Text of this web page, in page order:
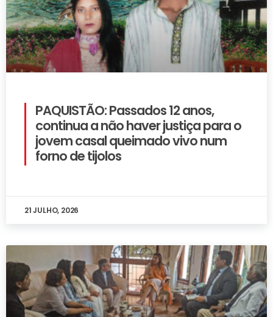
PAQUISTÃO: Passados 12 anos,
continua a não haver justiça para o
jovem casal queimado vivo num
forno de tijolos
21 JULHO, 2026